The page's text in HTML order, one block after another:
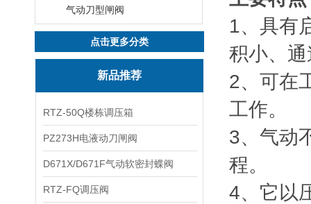
气动刀型闸阀
点击更多分类
新品推荐
RTZ-50Q楼栋调压箱
PZ273H电液动刀闸阀
D671X/D671F气动软密封蝶阀
RTZ-FQ调压阀
1、具有
积小、
2、可在
工作。
3、气动
程。
4、它以